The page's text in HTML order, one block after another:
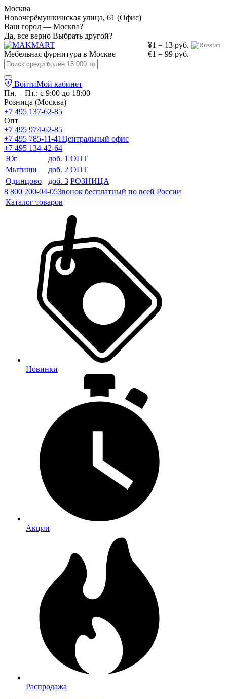
Москва
Новочерёмушкинская улица, 61 (Офис)
Ваш город — Москва?
Да, все верно Выбрать другой?
¥1 = 13 руб.
€1 = 99 руб.
Мебельная фурнитура в Москве
ВойтиМой кабинет
Пн. – Пт.: с 9:00 до 18:00
Розница (Москва)
+7 495 137-62-85
Опт
+7 495 974-62-85
+7 495 785-11-41Центральный офис
+7 495 134-42-64
Юг
доб. 1 ОПТ
Мытищи
доб. 2 ОПТ
Одинцово
доб. 3 РОЗНИЦА
8 800 200-04-05Звонок бесплатный по всей России
Каталог товаров
Новинки
Акции
Распродажа